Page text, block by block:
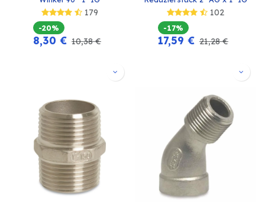
179
-20%
8,30 € 10,38€
102
-17%
17,59 € 21,28€